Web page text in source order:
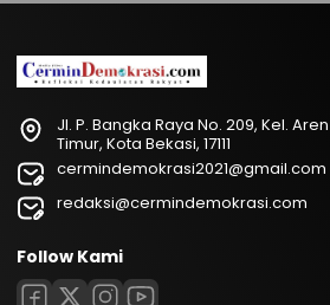
Jl. P. Bangka Raya No. 209, Kel.
Timur, Kota Bekasi, 17111
cermindemokrasi2021@gmail.com
redaksi@cermindemokrasi.com
Follow Kami